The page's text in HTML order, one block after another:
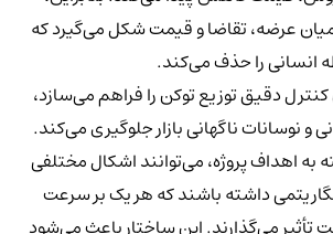
میان عرضه، تقاضا و قیمت شکل می‌گیرد که
انسانی را حذف می‌کند.
دقیق توزیع توکن را فراهم می‌سازد،
و نوسانات ناگهانی بازار جلوگیری می‌کند.
اهداف پروژه، می‌توانند اشکال مختلفی
داشته باشند که هر یک بر سرعت
می‌گذارند. این ساختار باعث می‌شود